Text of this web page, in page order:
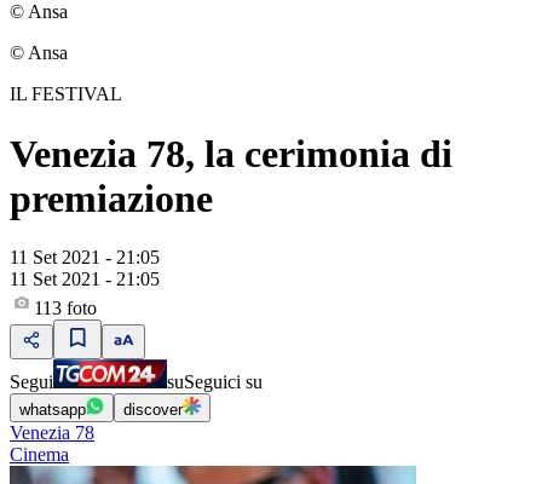
© Ansa
© Ansa
IL FESTIVAL
Venezia 78, la cerimonia di
premiazione
11 Set 2021 - 21:05
11 Set 2021 - 21:05
113 foto
Segui suSeguici su
whatsapp discover
Venezia 78
Cinema